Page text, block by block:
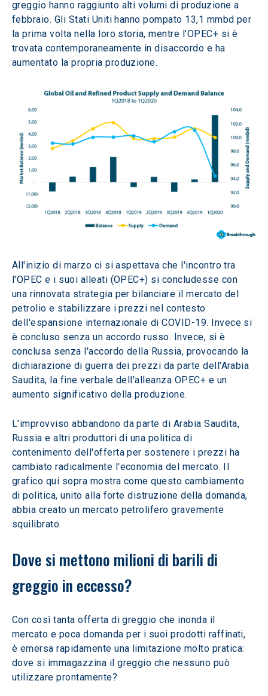
greggio hanno raggiunto alti volumi di produzione a
febbraio. Gli Stati Uniti hanno pompato 13,1 mmbd per
la prima volta nella loro storia, mentre l'OPEC+ si è
trovata contemporaneamente in disaccordo e ha
aumentato la propria produzione.
All'inizio di marzo ci si aspettava che l'incontro tra
l'OPEC e i suoi alleati (OPEC+) si concludesse con
una rinnovata strategia per bilanciare il mercato del
petrolio e stabilizzare i prezzi nel contesto
dell'espansione internazionale di COVID-19. Invece si
è concluso senza un accordo russo. Invece, si è
conclusa senza l'accordo della Russia, provocando la
dichiarazione di guerra dei prezzi da parte dell'Arabia
Saudita, la fine verbale dell'alleanza OPEC+ e un
aumento significativo della produzione.
L'improvviso abbandono da parte di Arabia Saudita,
Russia e altri produttori di una politica di
contenimento dell'offerta per sostenere i prezzi ha
cambiato radicalmente l'economia del mercato. Il
grafico qui sopra mostra come questo cambiamento
di politica, unito alla forte distruzione della domanda,
abbia creato un mercato petrolifero gravemente
squilibrato.
Dove si mettono milioni di barili di
greggio in eccesso?
Con così tanta offerta di greggio che inonda il
mercato e poca domanda per i suoi prodotti raffinati,
è emersa rapidamente una limitazione molto pratica:
dove si immagazzina il greggio che nessuno può
utilizzare prontamente?